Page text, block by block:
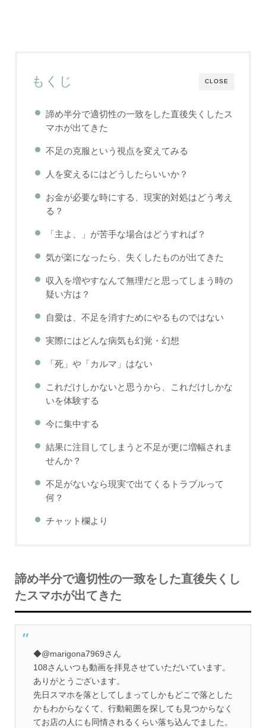
CLOSE
もくじ
諦め半分で適切性の一致をした直後失くしたス
マホが出てきた
不足の克服という視点を変えてみる
人を変えるにはどうしたらいいか？
お金が必要な時にする、現実的対処はどう考え
る？
「主よ、」が苦手な場合はどうすれば？
気が楽になったら、失くしたものが出てきた
収入を増やすなんて無理だと思ってしまう時の
疑い方は？
自愛は、不足を消すためにやるものではない
実際にはどんな病気も幻覚・幻想
「死」や「カルマ」はない
これだけしかないと思うから、これだけしかな
いを体験する
今に集中する
結果に注目してしまうと不足が更に増幅されま
せんか？
不足がないなら現実で出てくるトラブルって
何？
チャット欄より
諦め半分で適切性の一致をした直後失くし
たスマホが出てきた
◆@marigona7969さん
108さんいつも動画を拝見させていただいています。
ありがとうございます。
先日スマホを落としてしまってしかもどこで落とした
かもわからなくて、行動範囲を探しても見つからなく
てお店の人にも同情されるくらい落ち込んでました。